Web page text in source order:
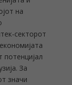
на
секторот
потенцијал
За
значи